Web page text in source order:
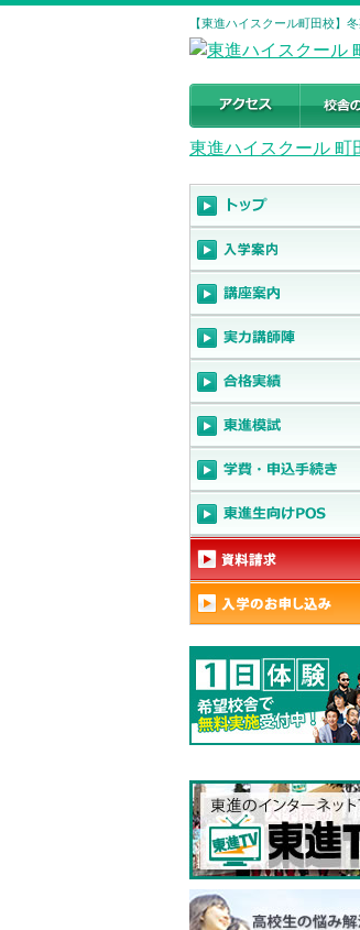
【東進ハイスクール町田校】
東進ハイスクール 町